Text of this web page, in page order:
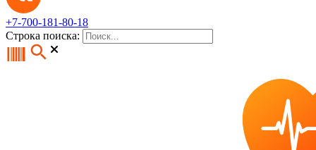
+7-700-181-80-18
Строка поиска: